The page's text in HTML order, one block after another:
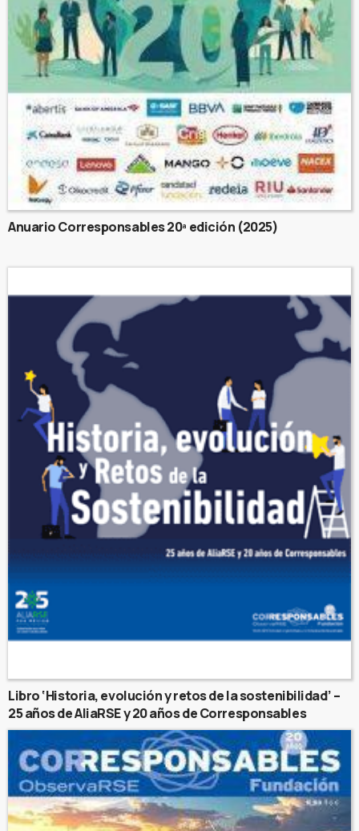
Anuario Corresponsables 20ª edición (2025)
Libro ‘Historia, evolución y retos de la sostenibilidad’ –
25 años de AliaRSE y 20 años de Corresponsables